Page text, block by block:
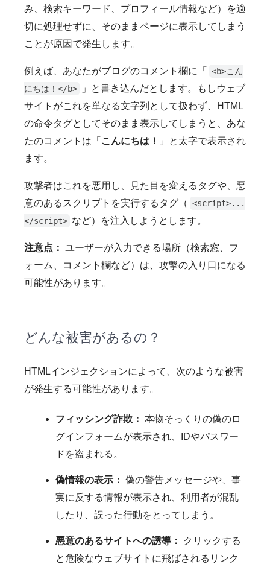
み、検索キーワード、プロフィール情報など）を適
切に処理せずに、そのままページに表示してしまう
ことが原因で発生します。
例えば、あなたがブログのコメント欄に「
<b>こん
にちは！</b>
」と書き込んだとします。もしウェブ
サイトがこれを単なる文字列として扱わず、HTML
の命令タグとしてそのまま表示してしまうと、あな
たのコメントは「 こんにちは！
」と太字で表示され
ます。
攻撃者はこれを悪用し、見た目を変えるタグや、悪
意のあるスクリプトを実行するタグ（ <script>...
</script> など）を注入しようとします。
注意点： ユーザーが入力できる場所（検索窓、フ
ォーム、コメント欄など）は、攻撃の入り口になる
可能性があります。
どんな被害があるの？
HTMLインジェクションによって、次のような被害
が発生する可能性があります。
フィッシング詐欺： 本物そっくりの偽のロ
グインフォームが表示され、IDやパスワー
ドを盗まれる。
偽情報の表示： 偽の警告メッセージや、事
実に反する情報が表示され、利用者が混乱
したり、誤った行動をとってしまう。
悪意のあるサイトへの誘導：
クリックする
と危険なウェブサイトに飛ばされるリンク